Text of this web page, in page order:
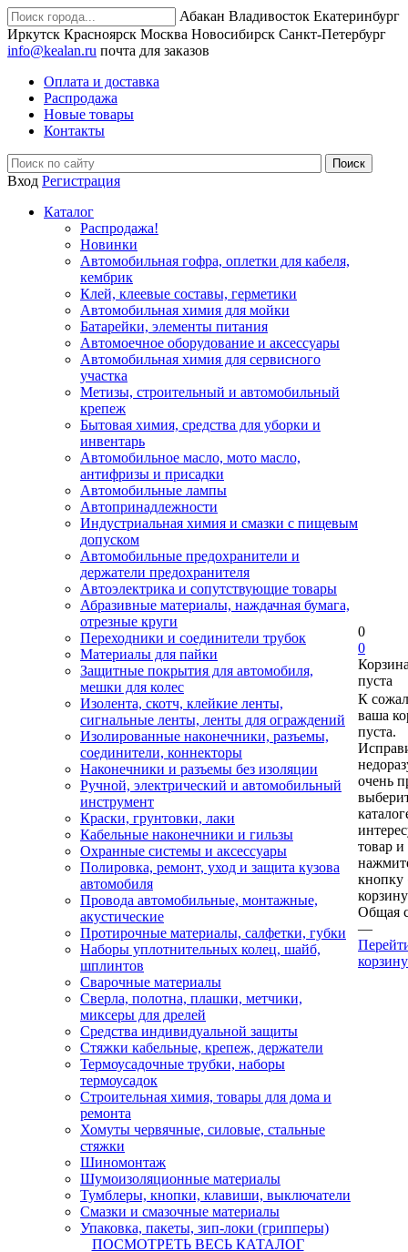
Абакан Владивосток Екатеринбург
Иркутск Красноярск Москва Новосибирск Санкт-Петербург
info@kealan.ru почта для заказов
Оплата и доставка
Распродажа
Новые товары
Контакты
Вход Регистрация
Каталог
Распродажа!
Новинки
Автомобильная гофра, оплетки для кабеля,
кембрик
Клей, клеевые составы, герметики
Автомобильная химия для мойки
Батарейки, элементы питания
Автомоечное оборудование и аксессуары
Автомобильная химия для сервисного
участка
Метизы, строительный и автомобильный
крепеж
Бытовая химия, средства для уборки и
инвентарь
Автомобильное масло, мото масло,
антифризы и присадки
Автомобильные лампы
Автопринадлежности
Индустриальная химия и смазки с пищевым
допуском
Автомобильные предохранители и
держатели предохранителя
Автоэлектрика и сопутствующие товары
Абразивные материалы, наждачная бумага,
отрезные круги
Переходники и соединители трубок
Материалы для пайки
Защитные покрытия для автомобиля,
мешки для колес
Изолента, скотч, клейкие ленты,
сигнальные ленты, ленты для ограждений
Изолированные наконечники, разъемы,
соединители, коннекторы
Наконечники и разъемы без изоляции
Ручной, электрический и автомобильный
инструмент
Краски, грунтовки, лаки
Кабельные наконечники и гильзы
Охранные системы и аксессуары
Полировка, ремонт, уход и защита кузова
автомобиля
Провода автомобильные, монтажные,
акустические
Протирочные материалы, салфетки, губки
Наборы уплотнительных колец, шайб,
шплинтов
Сварочные материалы
Сверла, полотна, плашки, метчики,
миксеры для дрелей
Средства индивидуальной защиты
Стяжки кабельные, крепеж, держатели
Термоусадочные трубки, наборы
термоусадок
Строительная химия, товары для дома и
ремонта
Хомуты червячные, силовые, стальные
стяжки
Шиномонтаж
Шумоизоляционные материалы
Тумблеры, кнопки, клавиши, выключатели
Смазки и смазочные материалы
Упаковка, пакеты, зип-локи (грипперы)
ПОСМОТРЕТЬ ВЕСЬ КАТАЛОГ
0
0
пуста
К
ваша
пуста.
очень
товар и
кнопку
Общая
—
корзину